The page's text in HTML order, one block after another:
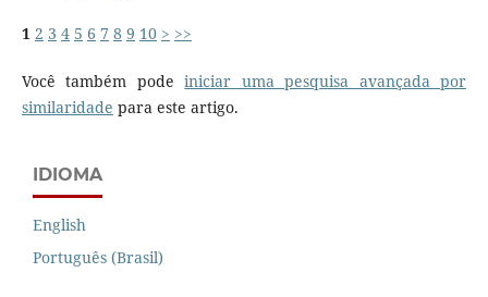
1 2 3 4 5 6 7 8 9 10 > >>
Você também podeiniciar uma pesquisa avançada por
similaridade para este artigo.
IDIOMA
English
Português (Brasil)